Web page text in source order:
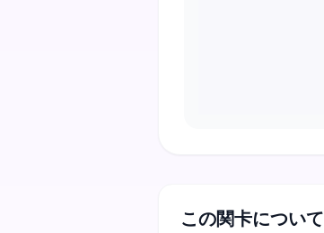
この関卡について